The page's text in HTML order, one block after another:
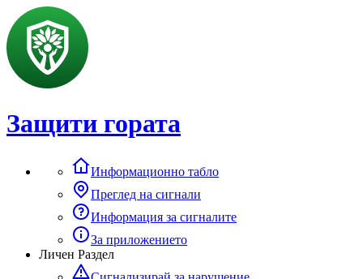
Защити гората
Информационно табло
Преглед на сигнали
Информация за сигналите
За приложението
Личен Раздел